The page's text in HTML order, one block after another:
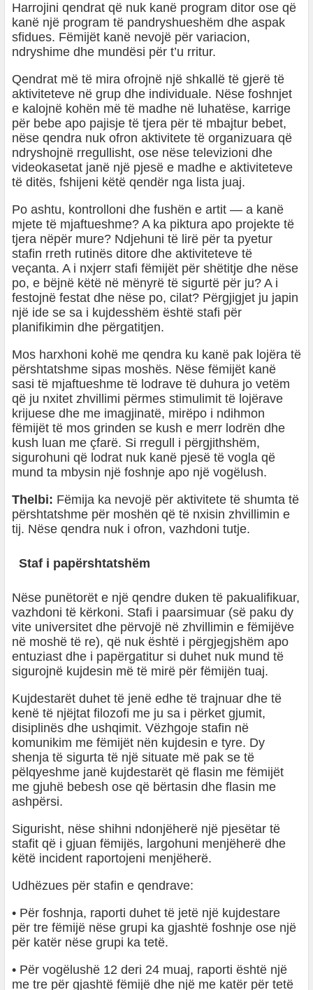
Harrojini qendrat që nuk kanë program ditor ose që
kanë një program të pandryshueshëm dhe aspak
sfidues. Fëmijët kanë nevojë për variacion,
ndryshime dhe mundësi për t’u rritur.
Qendrat më të mira ofrojnë një shkallë të gjerë të
aktiviteteve në grup dhe individuale. Nëse foshnjet
e kalojnë kohën më të madhe në luhatëse, karrige
për bebe apo pajisje të tjera për të mbajtur bebet,
nëse qendra nuk ofron aktivitete të organizuara që
ndryshojnë rregullisht, ose nëse televizioni dhe
videokasetat janë një pjesë e madhe e aktiviteteve
të ditës, fshijeni këtë qendër nga lista juaj.
Po ashtu, kontrolloni dhe fushën e artit — a kanë
mjete të mjaftueshme? A ka piktura apo projekte të
tjera nëpër mure? Ndjehuni të lirë për ta pyetur
stafin rreth rutinës ditore dhe aktiviteteve të
veçanta. A i nxjerr stafi fëmijët për shëtitje dhe nëse
po, e bëjnë këtë në mënyrë të sigurtë për ju? A i
festojnë festat dhe nëse po, cilat? Përgjigjet ju japin
një ide se sa i kujdesshëm është stafi për
planifikimin dhe përgatitjen.
Mos harxhoni kohë me qendra ku kanë pak lojëra të
përshtatshme sipas moshës. Nëse fëmijët kanë
sasi të mjaftueshme të lodrave të duhura jo vetëm
që ju nxitet zhvillimi përmes stimulimit të lojërave
krijuese dhe me imagjinatë, mirëpo i ndihmon
fëmijët të mos grinden se kush e merr lodrën dhe
kush luan me çfarë. Si rregull i përgjithshëm,
sigurohuni që lodrat nuk kanë pjesë të vogla që
mund ta mbysin një foshnje apo një vogëlush.
Thelbi: Fëmija ka nevojë për aktivitete të shumta të
përshtatshme për moshën që të nxisin zhvillimin e
tij. Nëse qendra nuk i ofron, vazhdoni tutje.
Staf i papërshtatshëm
Nëse punëtorët e një qendre duken të pakualifikuar,
vazhdoni të kërkoni. Stafi i paarsimuar (së paku dy
vite universitet dhe përvojë në zhvillimin e fëmijëve
në moshë të re), që nuk është i përgjegjshëm apo
entuziast dhe i papërgatitur si duhet nuk mund të
sigurojnë kujdesin më të mirë për fëmijën tuaj.
Kujdestarët duhet të jenë edhe të trajnuar dhe të
kenë të njëjtat filozofi me ju sa i përket gjumit,
disiplinës dhe ushqimit. Vëzhgoje stafin në
komunikim me fëmijët nën kujdesin e tyre. Dy
shenja të sigurta të një situate më pak se të
pëlqyeshme janë kujdestarët që flasin me fëmijët
me gjuhë bebesh ose që bërtasin dhe flasin me
ashpërsi.
Sigurisht, nëse shihni ndonjëherë një pjesëtar të
stafit që i gjuan fëmijës, largohuni menjëherë dhe
këtë incident raportojeni menjëherë.
Udhëzues për stafin e qendrave:
• Për foshnja, raporti duhet të jetë një kujdestare
për tre fëmijë nëse grupi ka gjashtë foshnje ose një
për katër nëse grupi ka tetë.
• Për vogëlushë 12 deri 24 muaj, raporti është një
me tre për gjashtë fëmijë dhe një me katër për tetë